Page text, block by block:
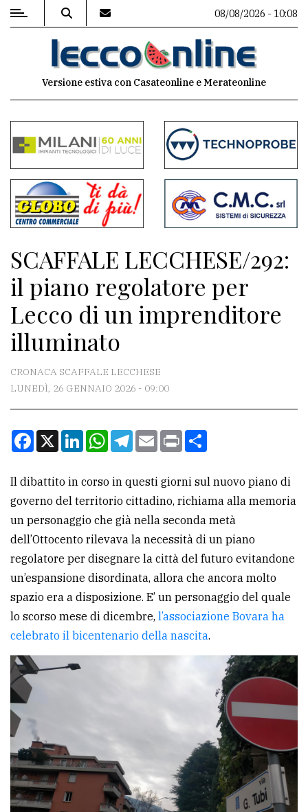
MENU
commenti
Contenuti
del
sito
Meteo
CONTATTI
La
Scrivici
la
tua
CERCA
per
comune
Ricerca
avanzata
LE
ALTRE
TESTATE
08/08/2026 - 10:08
Versione estiva con Casateonline e Merateonline
SCAFFALE LECCHESE/292:
il piano regolatore per
Lecco di un imprenditore
illuminato
CRONACA SCAFFALE LECCHESE
LUNEDÌ, 26 GENNAIO 2026 - 09:00
Facebook
X LinkedInWhatsApp
Telegram
EmailPrint
Il dibattito in corso in questi giorni sul nuovo piano di
governo del territorio cittadino, richiama alla memoria
un personaggio che già nella seconda metà
dell’Ottocento rilevava la necessità di un piano
regolatore per disegnare la città del futuro evitandone
un’espansione disordinata, allora che ancora molto
spazio era a disposizione. E’ un personaggio del quale
lo scorso mese di dicembre, l’associazione Bovara ha
celebrato il bicentenario della nascita.